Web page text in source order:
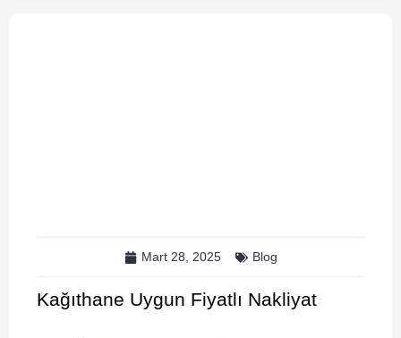
Mart 28, 2025 Blog
Kağıthane Uygun Fiyatlı Nakliyat